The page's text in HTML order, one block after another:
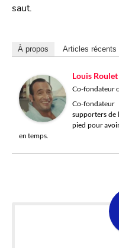
saut.
À propos Articles récents
Louis Roulet
Co-fondateur
Co-
supporters de
pied pour
en temps.